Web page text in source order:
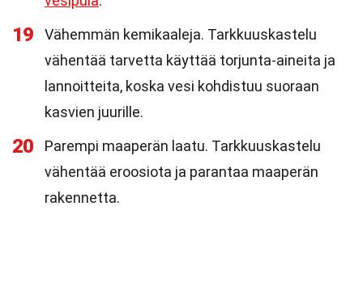
19
Vähemmän kemikaaleja. Tarkkuuskastelu
vähentää tarvetta käyttää torjunta-aineita ja
lannoitteita, koska vesi kohdistuu suoraan
kasvien juurille.
20
Parempi maaperän laatu. Tarkkuuskastelu
vähentää eroosiota ja parantaa maaperän
rakennetta.